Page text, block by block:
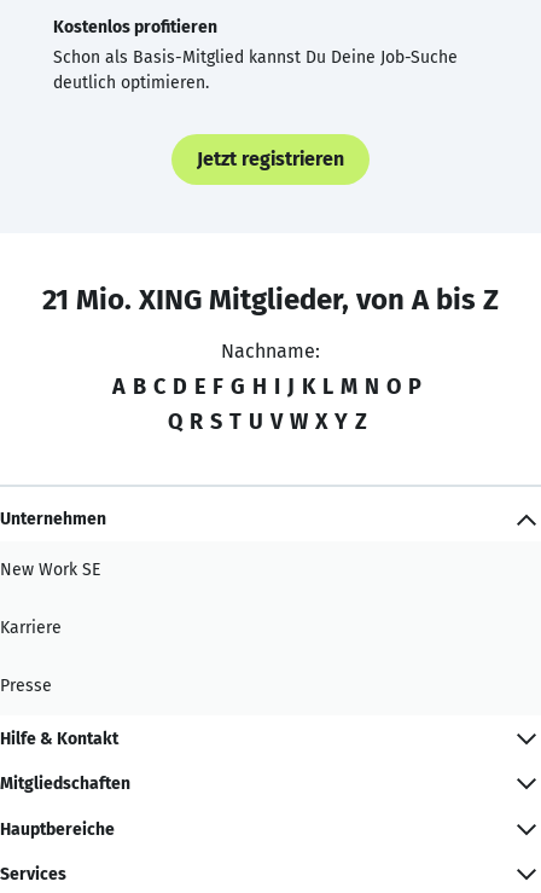
Kostenlos profitieren
Schon als Basis-Mitglied kannst Du Deine Job-Suche
deutlich optimieren.
Jetzt registrieren
21 Mio. XING Mitglieder, von A bis Z
Nachname:
A B C D E F G H I J K L M N O P
Q R S T U V W X Y Z
Unternehmen
New Work SE
Karriere
Presse
Hilfe & Kontakt
Mitgliedschaften
Hauptbereiche
Services